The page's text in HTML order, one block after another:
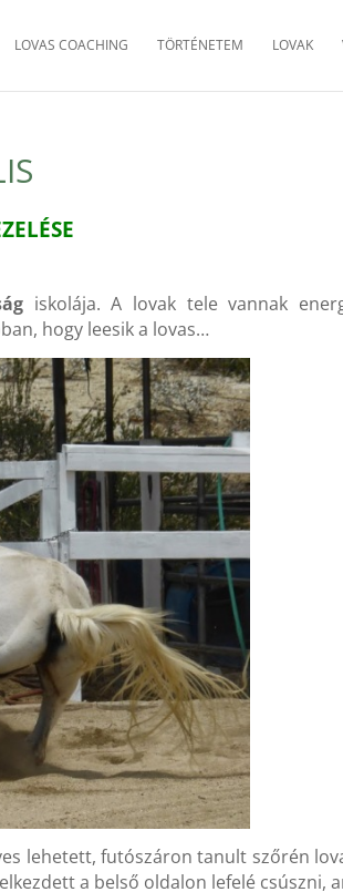
LOVAS COACHING TÖRTÉNETEM LOVAK
iskolája. A lovak tele vannak
hogy leesik a lovas…
lehetett, futószáron tanult szőrén
a belső oldalon lefelé csúszni,